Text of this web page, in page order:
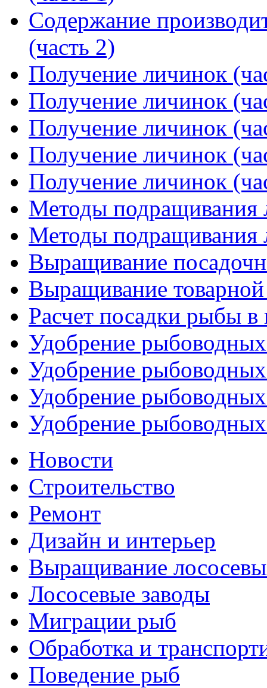
Содержание
(часть 2)
Получение личинок
Получение личинок
Получение личинок
Получение личинок
Получение личинок
Методы подращивания
Методы подращивания
Выращивание
Выращивание
Расчет посадки рыбы
Удобрение
Удобрение
Удобрение
Удобрение
Новости
Строительство
Ремонт
Дизайн и интерьер
Выращивание
Лососевые заводы
Миграции рыб
Обработка и
Поведение рыб